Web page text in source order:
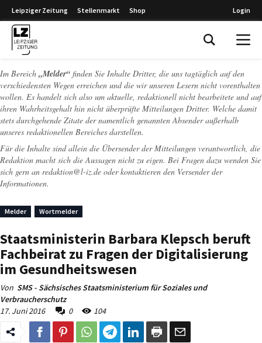
Leipziger Zeitung Stellenmarkt Shop Login
Im Bereich „Melder“ finden Sie Inhalte Dritter, die uns tagtäglich auf den
verschiedensten Wegen erreichen und die wir unseren Lesern nicht vorenthalten
wollen. Es handelt sich also um aktuelle, redaktionell nicht bearbeitete und auf
ihren Wahrheitsgehalt hin nicht überprüfte Mitteilungen Dritter. Welche damit
stets durchgehende Zitate der namentlich genannten Absender außerhalb
unseres redaktionellen Bereiches darstellen.
Für die Inhalte sind allein die Übersender der Mitteilungen verantwortlich, die
Redaktion macht sich die Aussagen nicht zu eigen. Bei Fragen dazu wenden Sie
sich gern an redaktion@l-iz.de oder kontaktieren den Versender der
Informationen.
Melder Wortmelder
Staatsministerin Barbara Klepsch beruft
Fachbeirat zu Fragen der Digitalisierung
im Gesundheitswesen
Von SMS - Sächsisches Staatsministerium für Soziales und
Verbraucherschutz
17. Juni 2016
0 104